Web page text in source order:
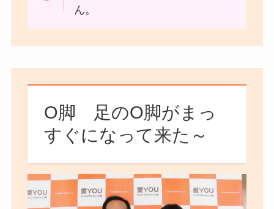
ん。
O脚 足のO脚がまっ
すぐになって来た～